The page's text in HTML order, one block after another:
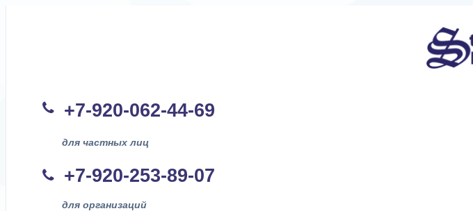
+7-920-062-44-69
для частных лиц
+7-920-253-89-07
для организаций